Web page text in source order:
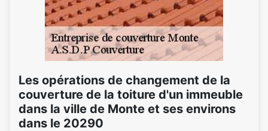
Les opérations de changement de la
couverture de la toiture d'un immeuble
dans la ville de Monte et ses environs
dans le 20290